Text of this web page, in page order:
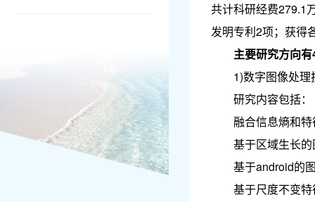
共计科研经费279.1
发明专利2项；获得
主要研究方向
1)数字图像处理
研究内容包括：
融合信息熵和
基于区域生长
基于android的
基于尺度不变